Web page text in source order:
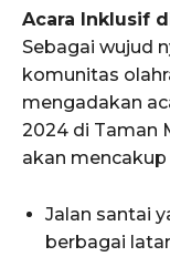
Acara Inklusif
Sebagai wujud
komunitas
mengadakan
2024 di Taman
akan
Jalan santai
berbagai